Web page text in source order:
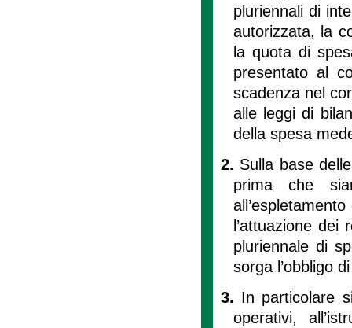
pluriennali di
autorizzata, la
la quota di
presentato al
scadenza nel
alle leggi di
della spesa
2. Sulla base
prima che
l’attuazione
pluriennale di
sorga l’obbligo
3. In particolare
operativi,